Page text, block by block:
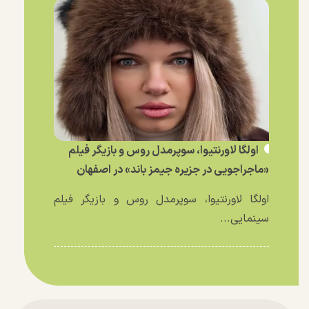
اولگا لاورنتیوا، سوپرمدل روس و بازیگر فیلم
«ماجراجویی در جزیره جیمز باند» در اصفهان
اولگا لاورنتیوا، سوپرمدل روس و بازیگر فیلم
سینمایی...